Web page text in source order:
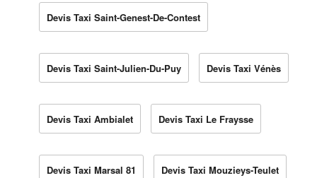
Devis Taxi Saint-Genest-De-Contest
Devis Taxi Saint-Julien-Du-Puy Devis Taxi Vénès
Devis Taxi Ambialet Devis Taxi Le Fraysse
Devis Taxi Marsal 81 Devis Taxi Mouzieys-Teulet